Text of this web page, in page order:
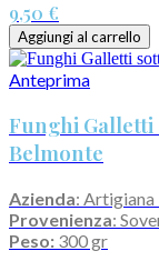
9,50 €
Aggiungi al carrello
Anteprima
Funghi
Belmonte
Azienda: Artigiana
Provenienza:
Peso: 300 gr